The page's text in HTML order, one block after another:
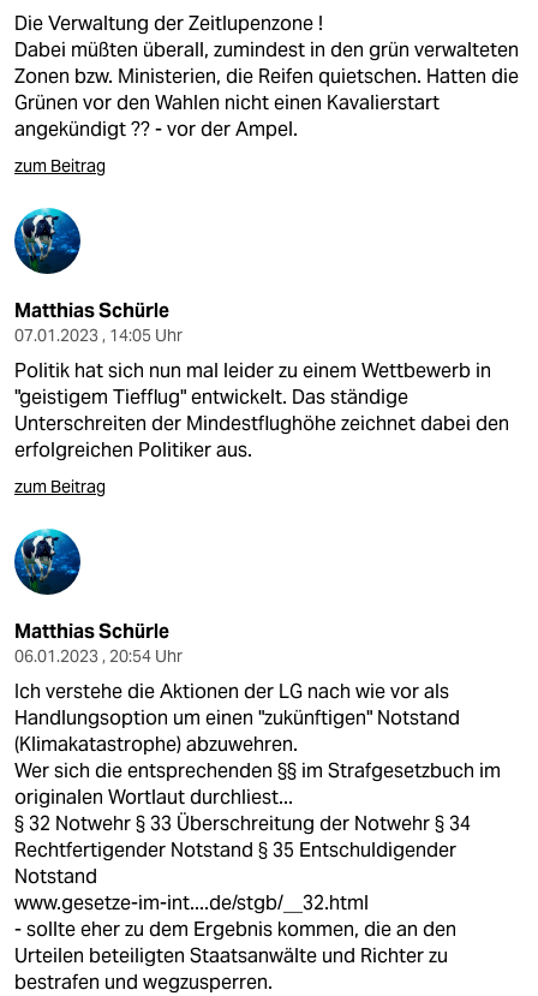
Die Verwaltung der Zeitlupenzone !
Dabei müßten überall, zumindest in den grün verwalteten
Zonen bzw. Ministerien, die Reifen quietschen. Hatten die
Grünen vor den Wahlen nicht einen Kavalierstart
angekündigt ?? - vor der Ampel.
zum Beitrag
Matthias Schürle
07.01.2023 , 14:05 Uhr
Politik hat sich nun mal leider zu einem Wettbewerb in
"geistigem Tiefflug" entwickelt. Das ständige
Unterschreiten der Mindestflughöhe zeichnet dabei den
erfolgreichen Politiker aus.
zum Beitrag
Matthias Schürle
06.01.2023 , 20:54 Uhr
Ich verstehe die Aktionen der LG nach wie vor als
Handlungsoption um einen "zukünftigen" Notstand
(Klimakatastrophe) abzuwehren.
Wer sich die entsprechenden §§ im Strafgesetzbuch im
originalen Wortlaut durchliest...
§ 32 Notwehr § 33 Überschreitung der Notwehr § 34
Rechtfertigender Notstand § 35 Entschuldigender
Notstand
www.gesetze-im-int....de/stgb/__32.html
- sollte eher zu dem Ergebnis kommen, die an den
Urteilen beteiligten Staatsanwälte und Richter zu
bestrafen und wegzusperren.